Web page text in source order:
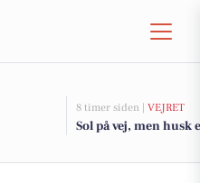
8 timer siden | VEJRET
Sol på vej, men husk